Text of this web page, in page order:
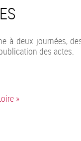
à deux journées,
des actes.
»